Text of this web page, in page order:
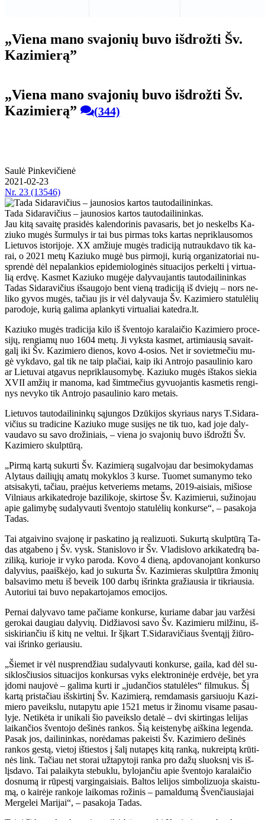
„Vie­na ma­no sva­jo­nių bu­vo iš­drož­ti Šv.
Ka­zi­mie­rą”
„Vie­na ma­no sva­jo­nių bu­vo iš­drož­ti Šv.
Ka­zi­mie­rą”
(344)
Saulė Pinkevičienė
2021-02-23
Nr. 23 (13546)
Tada Sidaravičius – jaunosios kartos tautodailininkas.
Jau ki­tą sa­vai­tę pra­si­dės ka­len­do­ri­nis pa­va­sa­ris, bet jo ne­skelbs Ka­
ziu­ko mu­gės šur­mu­lys ir tai bus pir­mas toks kar­tas ne­pri­klau­so­mos
Lie­tu­vos is­to­ri­jo­je. XX am­žiu­je mu­gės tra­di­ci­ją nu­trauk­da­vo tik ka­
rai, o 2021 me­tų Ka­ziu­ko mu­gė bus pir­mo­ji, ku­rią or­ga­ni­za­to­riai nu­
spren­dė dėl ne­pa­lan­kios epi­de­mio­lo­gi­nės si­tu­a­ci­jos per­kel­ti į vir­tu­a­
lią erd­vę. Kas­met Ka­ziu­ko mu­gė­je da­ly­vau­jan­tis tau­to­dai­li­nin­kas
Ta­das Si­da­ra­vi­čius iš­sau­go­jo bent vie­ną tra­di­ci­ją iš dvie­jų – nors ne­
li­ko gy­vos mu­gės, ta­čiau jis ir vėl da­ly­vau­ja Šv. Ka­zi­mie­ro sta­tu­lė­lių
pa­ro­do­je, ku­rią ga­li­ma ap­lan­ky­ti vir­tu­a­liai ka­ted­ra.lt.
Ka­ziu­ko mu­gės tra­di­ci­ja ki­lo iš šven­to­jo ka­ra­lai­čio Ka­zi­mie­ro pro­ce­
si­jų, ren­gia­mų nuo 1604 me­tų. Ji vyks­ta kas­met, ar­ti­miau­sią sa­vait­
ga­lį iki Šv. Ka­zi­mie­ro die­nos, ko­vo 4-osios. Net ir so­viet­me­čiu mu­
gė vyk­da­vo, gal tik ne taip pla­čiai, kaip iki Ant­ro­jo pa­sau­li­nio ka­ro
ar Lie­tu­vai at­ga­vus ne­pri­klau­so­my­bę. Ka­ziu­ko mu­gės iš­ta­kos sie­kia
XVII am­žių ir ma­no­ma, kad šimt­me­čius gy­vuo­jan­tis kas­me­tis ren­gi­
nys ne­vy­ko tik Ant­ro­jo pa­sau­li­nio ka­ro me­tais.
Lie­tu­vos tau­to­dai­li­nin­kų są­jun­gos Dzū­ki­jos sky­riaus na­rys T.Si­da­ra­
vi­čius su tra­di­ci­ne Ka­ziu­ko mu­ge su­si­jęs ne tik tuo, kad jo­je da­ly­
vau­da­vo su sa­vo dro­ži­niais, – vie­na jo sva­jo­nių bu­vo iš­drož­ti Šv.
Ka­zi­mie­ro skulp­tū­rą.
„Pir­mą kar­tą su­kur­ti Šv. Ka­zi­mie­rą su­gal­vo­jau dar be­si­mo­ky­da­mas
Aly­taus dai­lių­jų ama­tų mo­kyk­los 3 kur­se. Tuo­met su­ma­ny­mo te­ko
at­si­sa­ky­ti, ta­čiau, pra­ėjus ket­ve­riems me­tams, 2019-ai­siais, mi­šio­se
Vil­niaus ar­ki­ka­ted­ro­je ba­zi­li­ko­je, skir­to­se Šv. Ka­zi­mie­rui, su­ži­no­jau
apie ga­li­my­bę su­da­ly­vau­ti šven­to­jo sta­tu­lė­lių kon­kur­se“, – pa­sa­ko­ja
Ta­das.
Tai at­gai­vi­no sva­jo­nę ir pa­ska­ti­no ją re­a­li­zuo­ti. Su­kur­tą skulp­tū­rą Ta­
das at­ga­be­no į Šv. vysk. Sta­nis­lo­vo ir Šv. Vla­dis­lo­vo ar­ki­ka­ted­rą ba­
zi­li­ką, ku­rio­je ir vy­ko pa­ro­da. Ko­vo 4 die­ną, ap­do­va­no­jant kon­kur­so
da­ly­vius, pa­aiš­kė­jo, kad jo su­kur­ta Šv. Ka­zi­mie­ras skulp­tū­ra žmo­nių
bal­sa­vi­mo me­tu iš be­veik 100 dar­bų iš­rink­ta gra­žiau­sia ir tik­riau­sia.
Au­to­riui tai bu­vo ne­pa­kar­to­ja­mos emo­ci­jos.
Per­nai da­ly­va­vo ta­me pa­čia­me kon­kur­se, ku­ria­me da­bar jau var­žė­si
ge­ro­kai dau­giau da­ly­vių. Di­džia­vo­si sa­vo Šv. Ka­zi­mie­ru mil­ži­nu, iš­
si­ski­rian­čiu iš ki­tų ne vel­tui. Ir šį­kart T.Si­da­ra­vi­čiaus šven­tą­jį žiū­ro­
vai iš­rin­ko ge­riau­siu.
„Šie­met ir vėl nu­spren­džiau su­da­ly­vau­ti kon­kur­se, gai­la, kad dėl su­
si­klos­čiu­sios si­tu­a­ci­jos kon­kur­sas vyks elek­tro­ni­nė­je erd­vė­je, bet yra
įdo­mi nau­jo­vė – ga­li­ma kur­ti ir „ju­dan­čios sta­tu­lė­les“ fil­mu­kus. Šį
kar­tą pri­sta­čiau iš­skir­ti­nį Šv. Ka­zi­mie­rą, rem­da­ma­sis gar­siuo­ju Ka­zi­
mie­ro pa­veiks­lu, nu­ta­py­tu apie 1521 me­tus ir ži­no­mu vi­sa­me pa­sau­
ly­je. Ne­ti­kė­ta ir uni­ka­li šio pa­veiks­lo de­ta­lė – dvi skir­tin­gas le­li­jas
lai­kan­čios šven­to­jo de­ši­nės ran­kos. Šią keis­te­ny­bę aiš­ki­na le­gen­da.
Pa­sak jos, dai­li­nin­kas, no­rė­da­mas pa­keis­ti Šv. Ka­zi­mie­ro de­ši­nės
ran­kos ges­tą, vie­toj iš­ties­tos į ša­lį nu­ta­pęs ki­tą ran­ką, nu­kreip­tą krū­ti­
nės link. Ta­čiau net sto­rai už­ta­py­to­ji ran­ka pro da­žų sluoks­nį vis iš­
lįs­da­vo. Tai pa­lai­ky­ta ste­buk­lu, by­lo­jan­čiu apie šven­to­jo ka­ra­lai­čio
dos­nu­mą ir rū­pes­tį var­gin­gai­siais. Bal­tos le­li­jos sim­bo­li­zuo­ja skais­tu­
mą, o kai­rė­je ran­ko­je lai­ko­mas ro­ži­nis – pa­mal­du­mą Šven­čiau­sia­jai
Mer­ge­lei Ma­ri­jai“, – pa­sa­ko­ja Ta­das.